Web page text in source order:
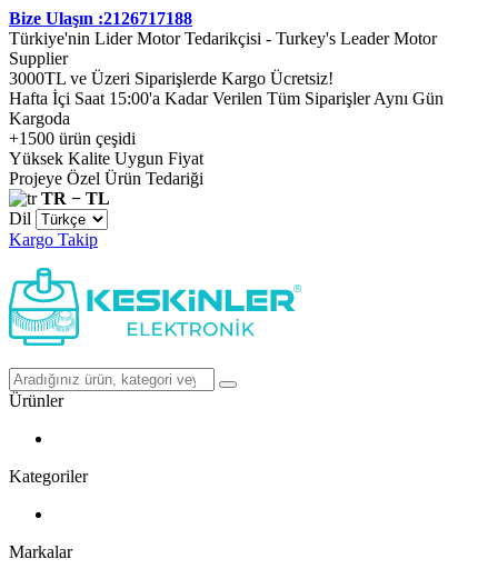
Bize Ulaşın :2126717188
Türkiye'nin Lider Motor Tedarikçisi - Turkey's Leader Motor
Supplier
3000TL ve Üzeri Siparişlerde Kargo Ücretsiz!
Hafta İçi Saat 15:00'a Kadar Verilen Tüm Siparişler Aynı Gün
Kargoda
+1500 ürün çeşidi
Yüksek Kalite Uygun Fiyat
Projeye Özel Ürün Tedariği
TR − TL
Dil
Kargo Takip
Ürünler
Kategoriler
Markalar